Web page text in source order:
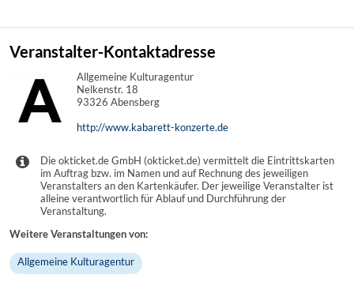
Veranstalter-Kontaktadresse
Allgemeine Kulturagentur
Nelkenstr. 18
93326 Abensberg
http://www.kabarett-konzerte.de
Die okticket.de GmbH (okticket.de) vermittelt die Eintrittskarten
im Auftrag bzw. im Namen und auf Rechnung des jeweiligen
Veranstalters an den Kartenkäufer. Der jeweilige Veranstalter ist
alleine verantwortlich für Ablauf und Durchführung der
Veranstaltung.
Weitere Veranstaltungen von:
Allgemeine Kulturagentur